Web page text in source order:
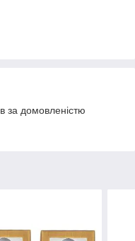
за домовленістю